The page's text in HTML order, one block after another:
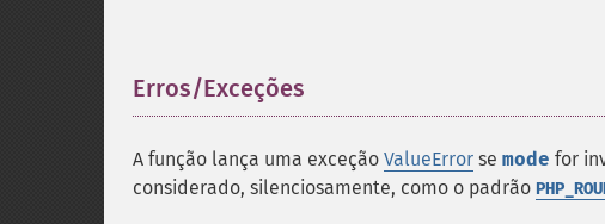
Erros/Exceções
A função lança uma exceção ValueError se mode for
considerado, silenciosamente, como o padrão